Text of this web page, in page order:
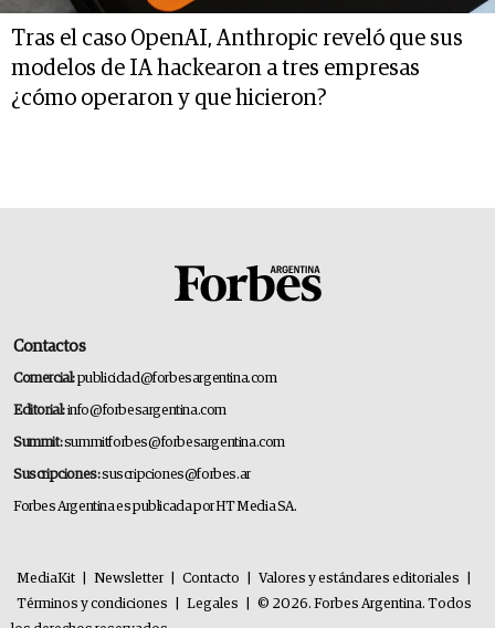
Tras el caso OpenAI, Anthropic reveló que sus
modelos de IA hackearon a tres empresas
¿cómo operaron y que hicieron?
Contactos
Comercial:publicidad@forbesargentina.com
Editorial:info@forbesargentina.com
Summit:summitforbes@forbesargentina.com
Suscripciones:suscripciones@forbes.ar
Forbes Argentina es publicada por HT Media SA.
MediaKit Newsletter Contacto Valores y estándares editoriales
Términos y condiciones
Legales
© 2026. Forbes Argentina. Todos